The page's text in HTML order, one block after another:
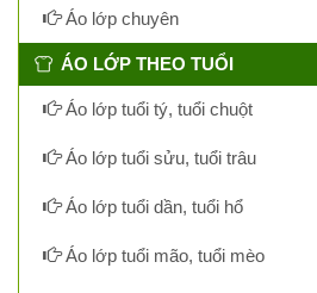
Áo lớp chuyên
ÁO LỚP THEO TUỔI
Áo lớp tuổi tý, tuổi chuột
Áo lớp tuổi sửu, tuổi trâu
Áo lớp tuổi dần, tuổi hổ
Áo lớp tuổi mão, tuổi mèo